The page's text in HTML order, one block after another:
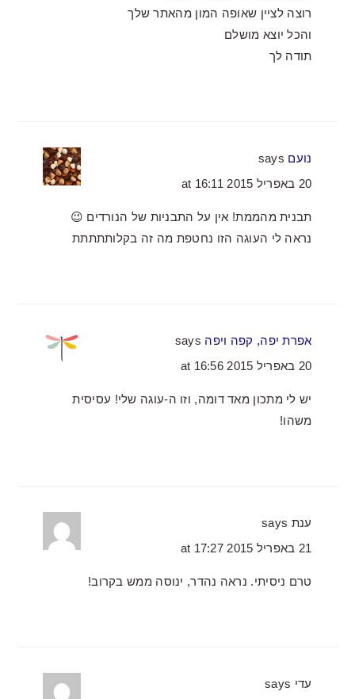
רוצה לציין שאופה המון מהאתר שלך
והכל יוצא מושלם
תודה לך
נועם says
20 באפריל 2015 at 16:11
תבנית מהממת! אין על התבניות של הנורדים 😉
נראה לי העוגה הזו נחטפת מה זה בקלותתתתת
אפרת יפה, קפה ויפה says
20 באפריל 2015 at 16:56
יש לי מתכון מאד דומה, וזו ה-עוגה שלי! עסיסית
משהו!
ענת says
21 באפריל 2015 at 17:27
טרם ניסיתי. נראה נהדר, ינוסה ממש בקרוב!
עדי says